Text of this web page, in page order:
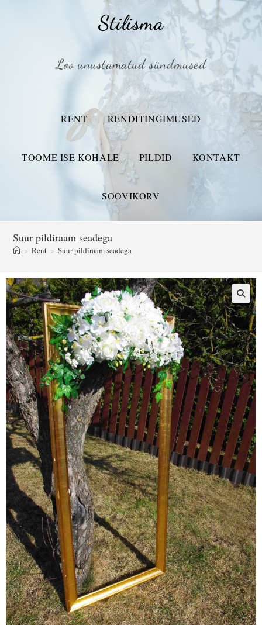
Stilisma
Loo unustamatud sündmused
RENT RENDITINGIMUSED
TOOME ISE KOHALE PILDID KONTAKT
SOOVIKORV
Suur pildiraam seadega
> Rent > Suur pildiraam seadega